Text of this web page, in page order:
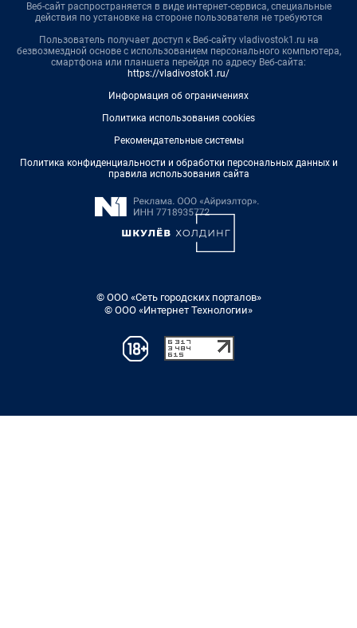
Веб-сайт распространяется в виде интернет-сервиса, специальные
действия по установке на стороне пользователя не требуются
Пользователь получает доступ к Веб-сайту vladivostok1.ru на
безвозмездной основе с использованием персонального компьютера,
смартфона или планшета перейдя по адресу Веб-сайта:
https://vladivostok1.ru/
Информация об ограничениях
Политика использования cookies
Рекомендательные системы
Политика конфиденциальности и обработки персональных данных и
правила использования сайта
© ООО «Сеть городских порталов»
© ООО «Интернет Технологии»